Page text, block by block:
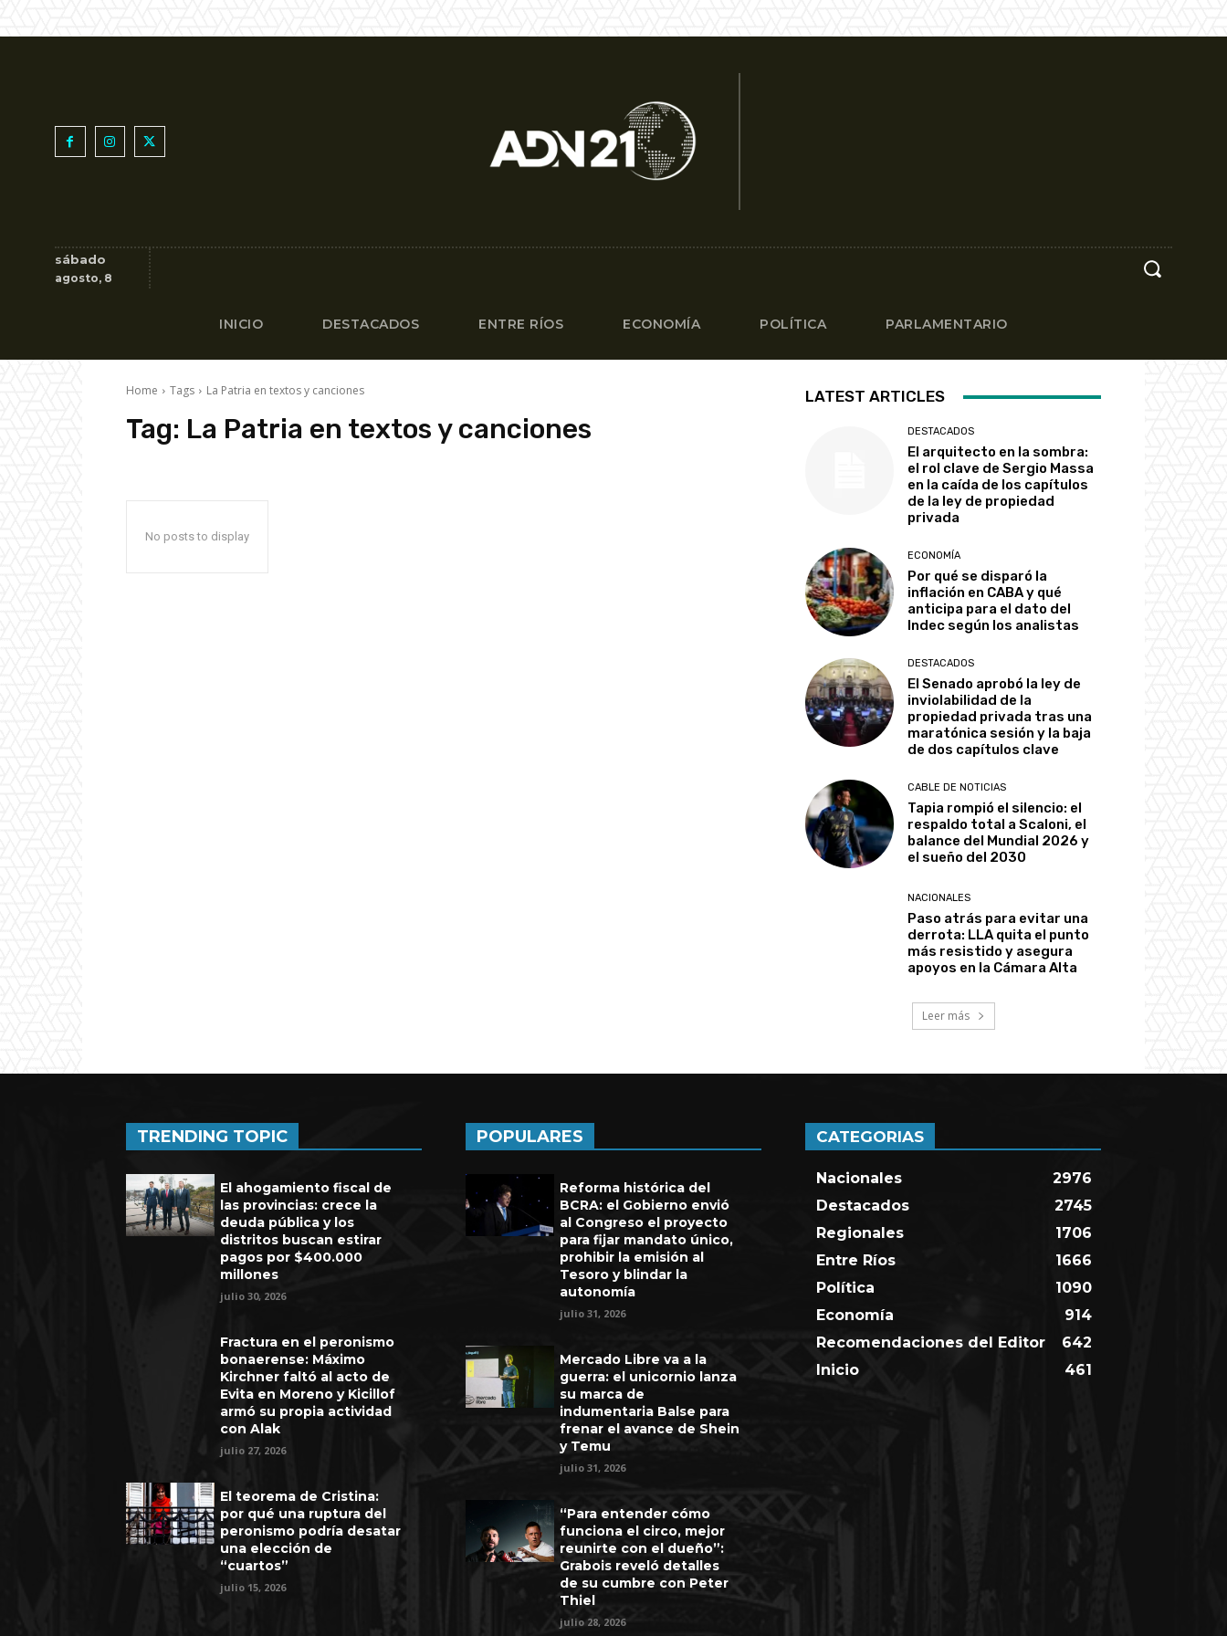
sábado
agosto, 8
INICIO DESTACADOS ENTRE RÍOS ECONOMÍA POLÍTICA PARLAMENTARIO
Home Tags La Patria en textos y canciones
Tag: La Patria en textos y canciones
No posts to display
LATEST ARTICLES
DESTACADOS
El arquitecto en la sombra:
el rol clave de Sergio Massa
en la caída de los capítulos
de la ley de propiedad
privada
ECONOMÍA
Por qué se disparó la
inflación en CABA y qué
anticipa para el dato del
Indec según los analistas
DESTACADOS
El Senado aprobó la ley de
inviolabilidad de la
propiedad privada tras una
maratónica sesión y la baja
de dos capítulos clave
CABLE DE NOTICIAS
Tapia rompió el silencio: el
respaldo total a Scaloni, el
balance del Mundial 2026 y
el sueño del 2030
NACIONALES
Paso atrás para evitar una
derrota: LLA quita el punto
más resistido y asegura
apoyos en la Cámara Alta
Leer más
TRENDING TOPIC
El ahogamiento fiscal de
las provincias: crece la
deuda pública y los
distritos buscan estirar
pagos por $400.000
millones
julio 30, 2026
Fractura en el peronismo
bonaerense: Máximo
Kirchner faltó al acto de
Evita en Moreno y Kicillof
armó su propia actividad
con Alak
julio 27, 2026
El teorema de Cristina:
por qué una ruptura del
peronismo podría desatar
una elección de
“cuartos”
julio 15, 2026
POPULARES
Reforma histórica del
BCRA: el Gobierno envió
al Congreso el proyecto
para fijar mandato único,
prohibir la emisión al
Tesoro y blindar la
autonomía
julio 31, 2026
Mercado Libre va a la
guerra: el unicornio lanza
su marca de
indumentaria Balse para
frenar el avance de Shein
y Temu
julio 31, 2026
“Para entender cómo
funciona el circo, mejor
reunirte con el dueño”:
Grabois reveló detalles
de su cumbre con Peter
Thiel
julio 28, 2026
CATEGORIAS
Nacionales
2976
Destacados
2745
Regionales
1706
Entre Ríos
1666
Política
1090
Economía
914
Recomendaciones del Editor
642
Inicio
461